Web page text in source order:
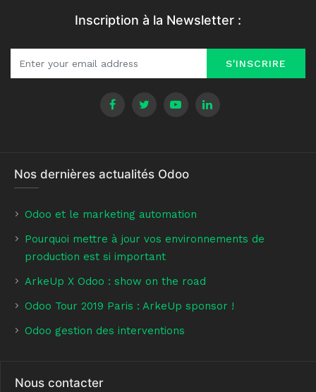
Inscription à la Newsletter :
S'INSCRIRE
Nos dernières actualités Odoo
Odoo et le marketing automation
Pourquoi mettre à jour vos environnements de
production est si important
ArkeUp X Odoo : show on the road
Odoo Tour 2019 Paris : ArkeUp sponsor !
Odoo gestion des interventions
Nous contacter